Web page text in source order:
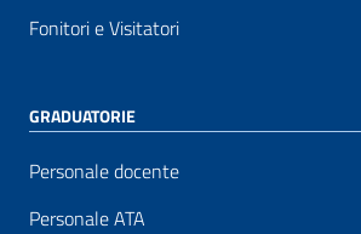
Fonitori e Visitatori
GRADUATORIE
Personale docente
Personale ATA